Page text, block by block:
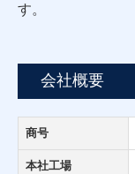
す。
会社概要
商号
本社工場